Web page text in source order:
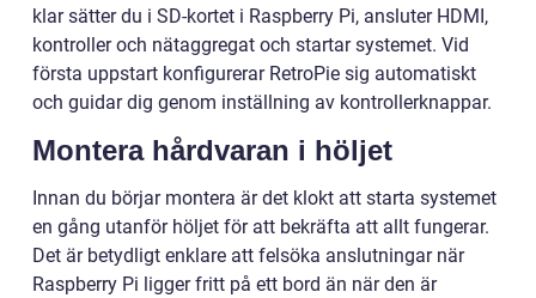
klar sätter du i SD-kortet i Raspberry Pi, ansluter HDMI,
kontroller och nätaggregat och startar systemet. Vid
första uppstart konfigurerar RetroPie sig automatiskt
och guidar dig genom inställning av kontrollerknappar.
Montera hårdvaran i höljet
Innan du börjar montera är det klokt att starta systemet
en gång utanför höljet för att bekräfta att allt fungerar.
Det är betydligt enklare att felsöka anslutningar när
Raspberry Pi ligger fritt på ett bord än när den är